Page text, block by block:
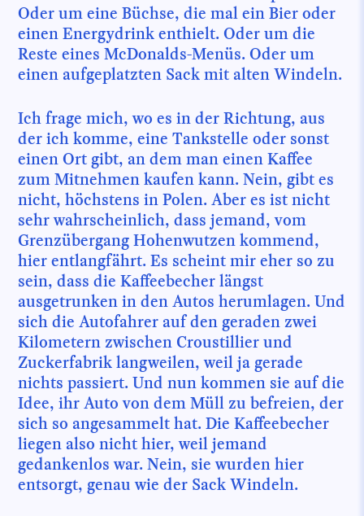
Oder um eine Büchse, die mal ein Bier oder
einen Energydrink enthielt. Oder um die
Reste eines McDonalds-Menüs. Oder um
einen aufgeplatzten Sack mit alten Windeln.
Ich frage mich, wo es in der Richtung, aus
der ich komme, eine Tankstelle oder sonst
einen Ort gibt, an dem man einen Kaffee
zum Mitnehmen kaufen kann. Nein, gibt es
nicht, höchstens in Polen. Aber es ist nicht
sehr wahrscheinlich, dass jemand, vom
Grenzübergang Hohenwutzen kommend,
hier entlangfährt. Es scheint mir eher so zu
sein, dass die Kaffeebecher längst
ausgetrunken in den Autos herumlagen. Und
sich die Autofahrer auf den geraden zwei
Kilometern zwischen Croustillier und
Zuckerfabrik langweilen, weil ja gerade
nichts passiert. Und nun kommen sie auf die
Idee, ihr Auto von dem Müll zu befreien, der
sich so angesammelt hat. Die Kaffeebecher
liegen also nicht hier, weil jemand
gedankenlos war. Nein, sie wurden hier
entsorgt, genau wie der Sack Windeln.